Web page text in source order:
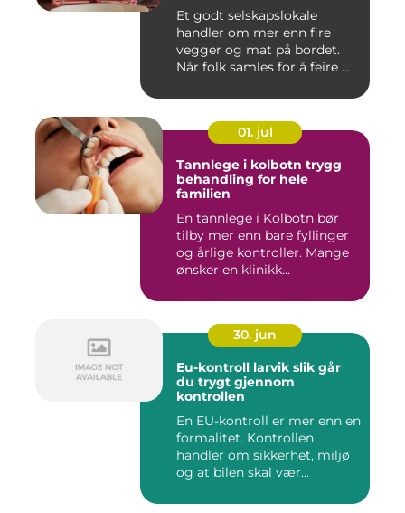
Et godt selskapslokale
handler om mer enn fire
vegger og mat på bordet.
Når folk samles for å feire ...
01. jul
Tannlege i kolbotn trygg
behandling for hele
familien
En tannlege i Kolbotn bør
tilby mer enn bare fyllinger
og årlige kontroller. Mange
ønsker en klinikk...
30. jun
Eu-kontroll larvik slik går
du trygt gjennom
kontrollen
En EU-kontroll er mer enn en
formalitet. Kontrollen
handler om sikkerhet, miljø
og at bilen skal vær...